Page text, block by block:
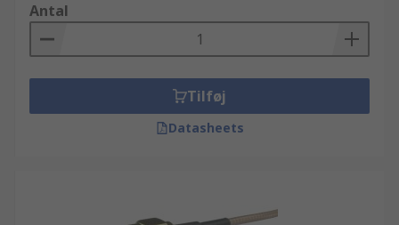
Antal
Tilføj
Datasheets